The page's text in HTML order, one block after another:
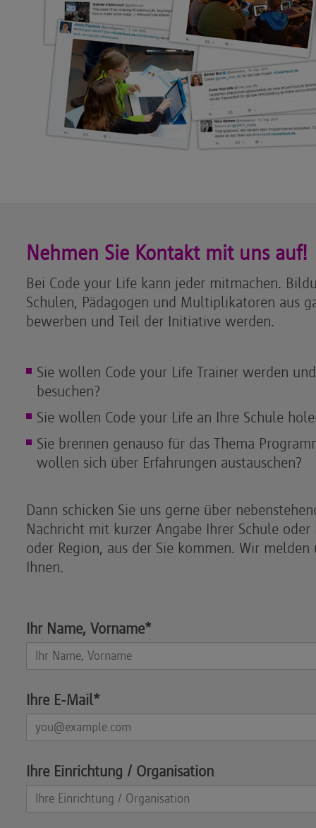
Nehmen Sie Kontakt mit uns auf!
Bei Code your Life kann jeder mitmachen.
Schulen, Pädagogen und Multiplikatoren aus
bewerben und Teil der Initiative werden.
Sie wollen Code your Life Trainer werden
besuchen?
Sie wollen Code your Life an Ihre Schule
Sie brennen genauso für das Thema
wollen sich über Erfahrungen austauschen?
Dann schicken Sie uns gerne über
Nachricht mit kurzer Angabe Ihrer Schule
oder Region, aus der Sie kommen. Wir
Ihnen.
Ihr Name, Vorname*
Ihre E-Mail*
Ihre Einrichtung / Organisation